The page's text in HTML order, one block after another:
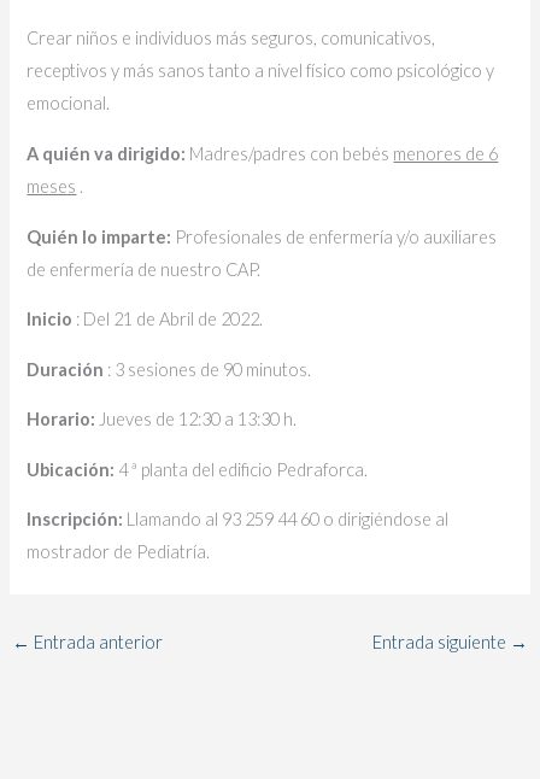
Crear niños e individuos más seguros, comunicativos,
receptivos y más sanos tanto a nivel físico como psicológico y
emocional.
A quién va dirigido: Madres/padres con bebés menores de 6
meses .
Quién lo imparte: Profesionales de enfermería y/o auxiliares
de enfermería de nuestro CAP.
Inicio : Del 21 de Abril de 2022.
Duración : 3 sesiones de 90 minutos.
Horario: Jueves de 12:30 a 13:30 h.
Ubicación: 4 ª planta del edificio Pedraforca.
Inscripción: Llamando al 93 259 44 60 o dirigiéndose al
mostrador de Pediatría.
← Entrada anterior Entrada siguiente →